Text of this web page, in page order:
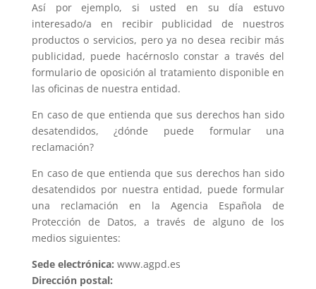
Así por ejemplo, si usted en su día estuvo
interesado/a en recibir publicidad de nuestros
productos o servicios, pero ya no desea recibir más
publicidad, puede hacérnoslo constar a través del
formulario de oposición al tratamiento disponible en
las oficinas de nuestra entidad.
En caso de que entienda que sus derechos han sido
desatendidos, ¿dónde puede formular una
reclamación?
En caso de que entienda que sus derechos han sido
desatendidos por nuestra entidad, puede formular
una reclamación en la Agencia Española de
Protección de Datos, a través de alguno de los
medios siguientes:
Sede electrónica: www.agpd.es
Dirección postal: